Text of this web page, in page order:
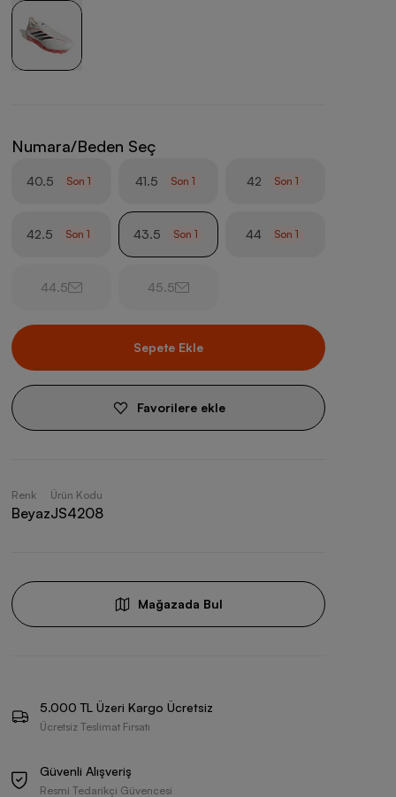
Numara/Beden Seç
40.5 Son 1 41.5 Son1 42 Son 1
42.5 Son1 43.5 Son 1 44 Son1
44.5 45.5
Sepete Ekle
Favorilere ekle
Renk
Beyaz
Ürün Kodu
JS4208
Mağazada Bul
5.000 TL Üzeri Kargo Ücretsiz
Ücretsiz Teslimat Fırsatı
Güvenli Alışveriş
Resmi Tedarikçi Güvencesi